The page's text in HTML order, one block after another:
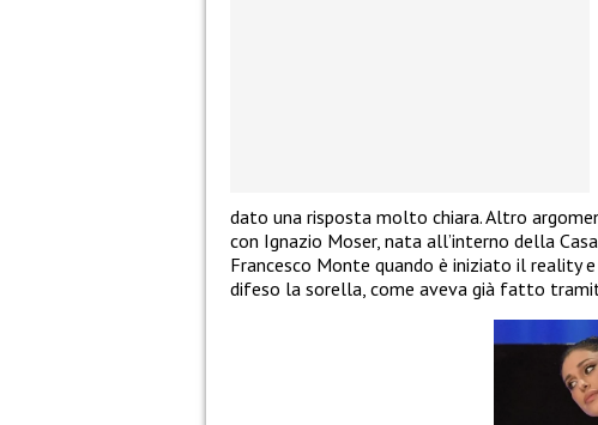
dato una risposta molto chiara. Altro
con Ignazio Moser, nata all’interno della
Francesco Monte quando è iniziato il reality
difeso la sorella, come aveva già fatto